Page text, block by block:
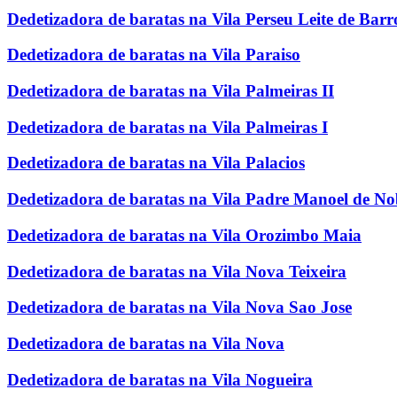
Dedetizadora de baratas na Vila Perseu Leite de
Dedetizadora de baratas na Vila Paraiso
Dedetizadora de baratas na Vila Palmeiras II
Dedetizadora de baratas na Vila Palmeiras I
Dedetizadora de baratas na Vila Palacios
Dedetizadora de baratas na Vila Padre Manoel de
Dedetizadora de baratas na Vila Orozimbo Maia
Dedetizadora de baratas na Vila Nova Teixeira
Dedetizadora de baratas na Vila Nova Sao Jose
Dedetizadora de baratas na Vila Nova
Dedetizadora de baratas na Vila Nogueira